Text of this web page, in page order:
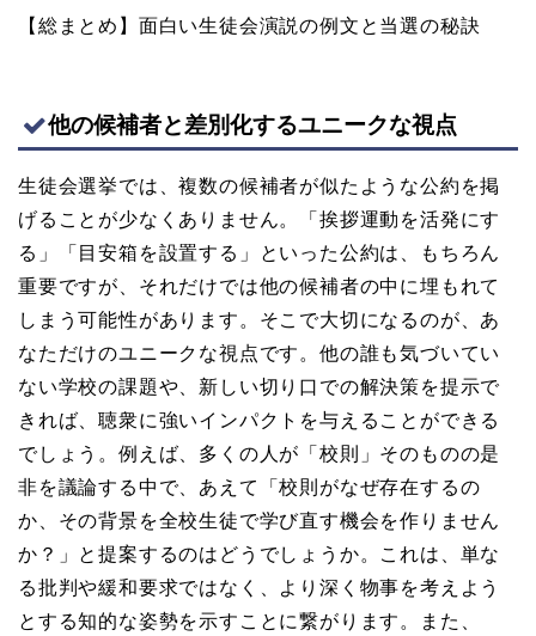
【総まとめ】面白い生徒会演説の例文と当選の秘訣
他の候補者と差別化するユニークな視点
生徒会選挙では、複数の候補者が似たような公約を掲
げることが少なくありません。「挨拶運動を活発にす
る」「目安箱を設置する」といった公約は、もちろん
重要ですが、それだけでは他の候補者の中に埋もれて
しまう可能性があります。そこで大切になるのが、あ
なただけのユニークな視点です。他の誰も気づいてい
ない学校の課題や、新しい切り口での解決策を提示で
きれば、聴衆に強いインパクトを与えることができる
でしょう。例えば、多くの人が「校則」そのものの是
非を議論する中で、あえて「校則がなぜ存在するの
か、その背景を全校生徒で学び直す機会を作りません
か？」と提案するのはどうでしょうか。これは、単な
る批判や緩和要求ではなく、より深く物事を考えよう
とする知的な姿勢を示すことに繋がります。また、